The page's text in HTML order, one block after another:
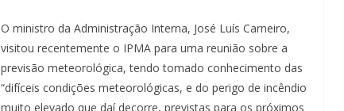
O ministro da Administração Interna, José Luís Carneiro,
visitou recentemente o IPMA para uma reunião sobre a
previsão meteorológica, tendo tomado conhecimento das
“difíceis condições meteorológicas, e do perigo de incêndio
muito elevado que daí decorre, previstas para os próximos